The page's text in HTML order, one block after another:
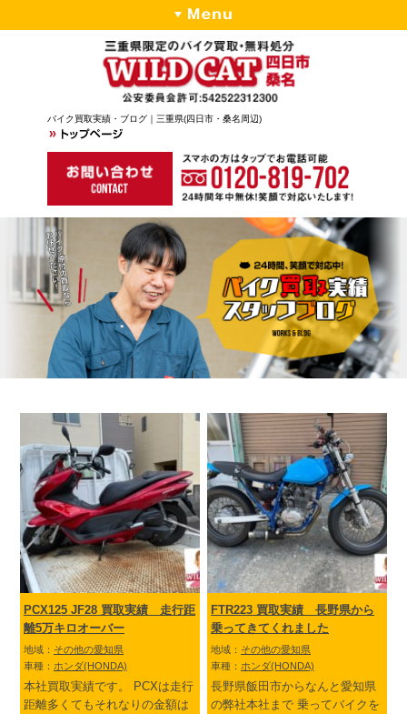
バイク買取実績・ブログ｜三重県(四日市・桑名周辺)
PCX125 JF28 買取実績 走行距
離5万キロオーバー
地域： その他の愛知県
車種： ホンダ(HONDA)
本社買取実績です。 PCXは走行
距離多くてもそれなりの金額は
FTR223 買取実績 長野県から
乗ってきてくれました
地域： その他の愛知県
車種： ホンダ(HONDA)
長野県飯田市からなんと愛知県
の弊社本社まで 乗ってバイクを